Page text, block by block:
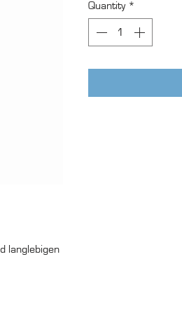
langlebigen
Quantity *